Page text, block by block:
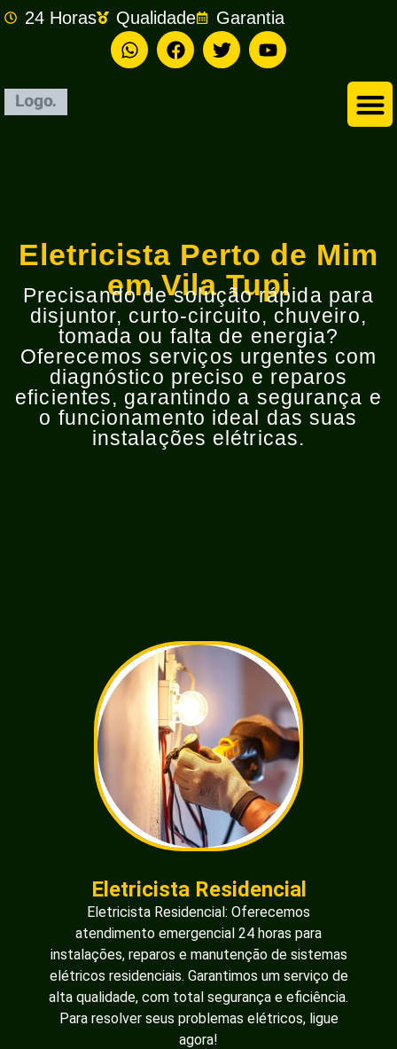
24 Horas Qualidade Garantia
Eletricista Perto de Mim
em Vila Tupi
Precisando de solução rápida para
disjuntor, curto-circuito, chuveiro,
tomada ou falta de energia?
Oferecemos serviços urgentes com
diagnóstico preciso e reparos
eficientes, garantindo a segurança e
o funcionamento ideal das suas
instalações elétricas.
Eletricista Residencial
Eletricista Residencial: Oferecemos
atendimento emergencial 24 horas para
instalações, reparos e manutenção de sistemas
elétricos residenciais. Garantimos um serviço de
alta qualidade, com total segurança e eficiência.
Para resolver seus problemas elétricos, ligue
agora!